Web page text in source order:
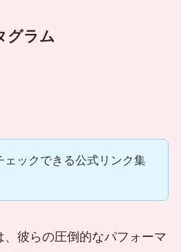
グラム
ェックできる公式リンク集
、彼らの圧倒的なパフォーマ